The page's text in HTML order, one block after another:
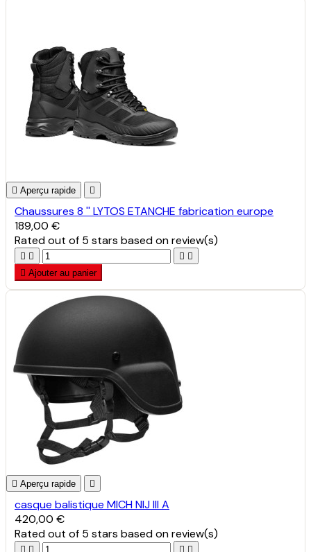
 Aperçu rapide 
Chaussures 8 '' LYTOS ETANCHE fabrication europe
189,00 €
Ratedout of 5 stars based onreview(s)
   
 Ajouter au panier
 Aperçu rapide 
casque balistique MICH NIJ III A
420,00 €
Ratedout of 5 stars based onreview(s)
   